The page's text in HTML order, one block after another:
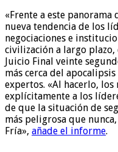
«Frente a este panorama
nueva tendencia de los
negociaciones e
civilización a largo
Juicio Final veinte
más cerca del
expertos. «Al hacerlo,
explícitamente a los
de que la situación de
más peligrosa que
Fría», añade el informe.